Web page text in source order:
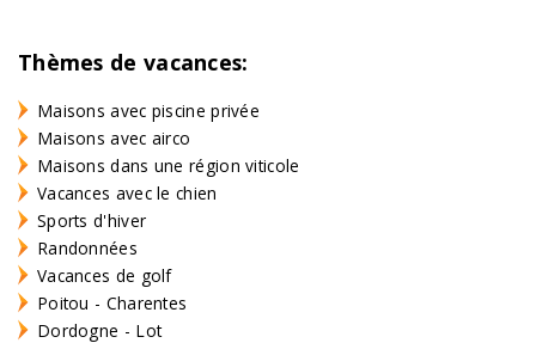
Thèmes de vacances:
Maisons avec piscine privée
Maisons avec airco
Maisons dans une région viticole
Vacances avec le chien
Sports d'hiver
Randonnées
Vacances de golf
Poitou - Charentes
Dordogne - Lot